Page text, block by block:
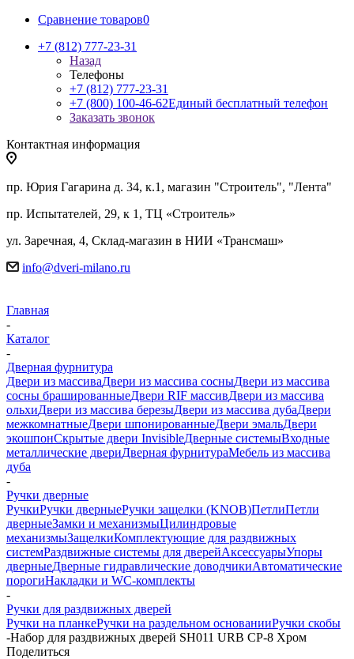
Сравнение товаров0
+7 (812) 777-23-31
Назад
Телефоны
+7 (812) 777-23-31
+7 (800) 100-46-62Единый бесплатный телефон
Заказать звонок
Контактная информация
пр. Юрия Гагарина д. 34, к.1, магазин "Строитель", "Лента"
пр. Испытателей, 29, к 1, ТЦ «Строитель»
ул. Заречная, 4, Склад-магазин в НИИ «Трансмаш»
info@dveri-milano.ru
Главная
-
Каталог
-
Дверная фурнитура
Двери из массиваДвери из массива сосныДвери из массива
сосны брашированныеДвери RIF массивДвери из массива
ольхиДвери из массива березыДвери из массива дубаДвери
межкомнатныеДвери шпонированныеДвери эмальДвери
экошпонСкрытые двери InvisibleДверные системыВходные
металлические двериДверная фурнитураМебель из массива
дуба
-
Ручки дверные
РучкиРучки дверныеРучки защелки (KNOB)ПетлиПетли
дверныеЗамки и механизмыЦилиндровые
механизмыЗащелкиКомплектующие для раздвижных
системРаздвижные системы для дверейАксессуарыУпоры
дверныеДверные гидравлические доводчикиАвтоматические
порогиНакладки и WC-комплекты
-
Ручки для раздвижных дверей
Ручки на планкеРучки на раздельном основанииРучки скобы
-Набор для раздвижных дверей SH011 URB СР-8 Хром
Поделиться